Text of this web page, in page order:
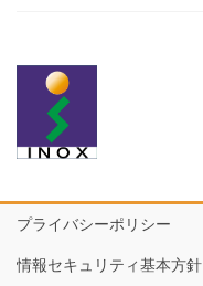
プライバシーポリシー
情報セキュリティ基本方針